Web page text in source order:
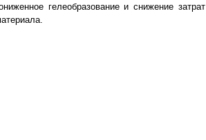
гелеобразование и снижение затрат